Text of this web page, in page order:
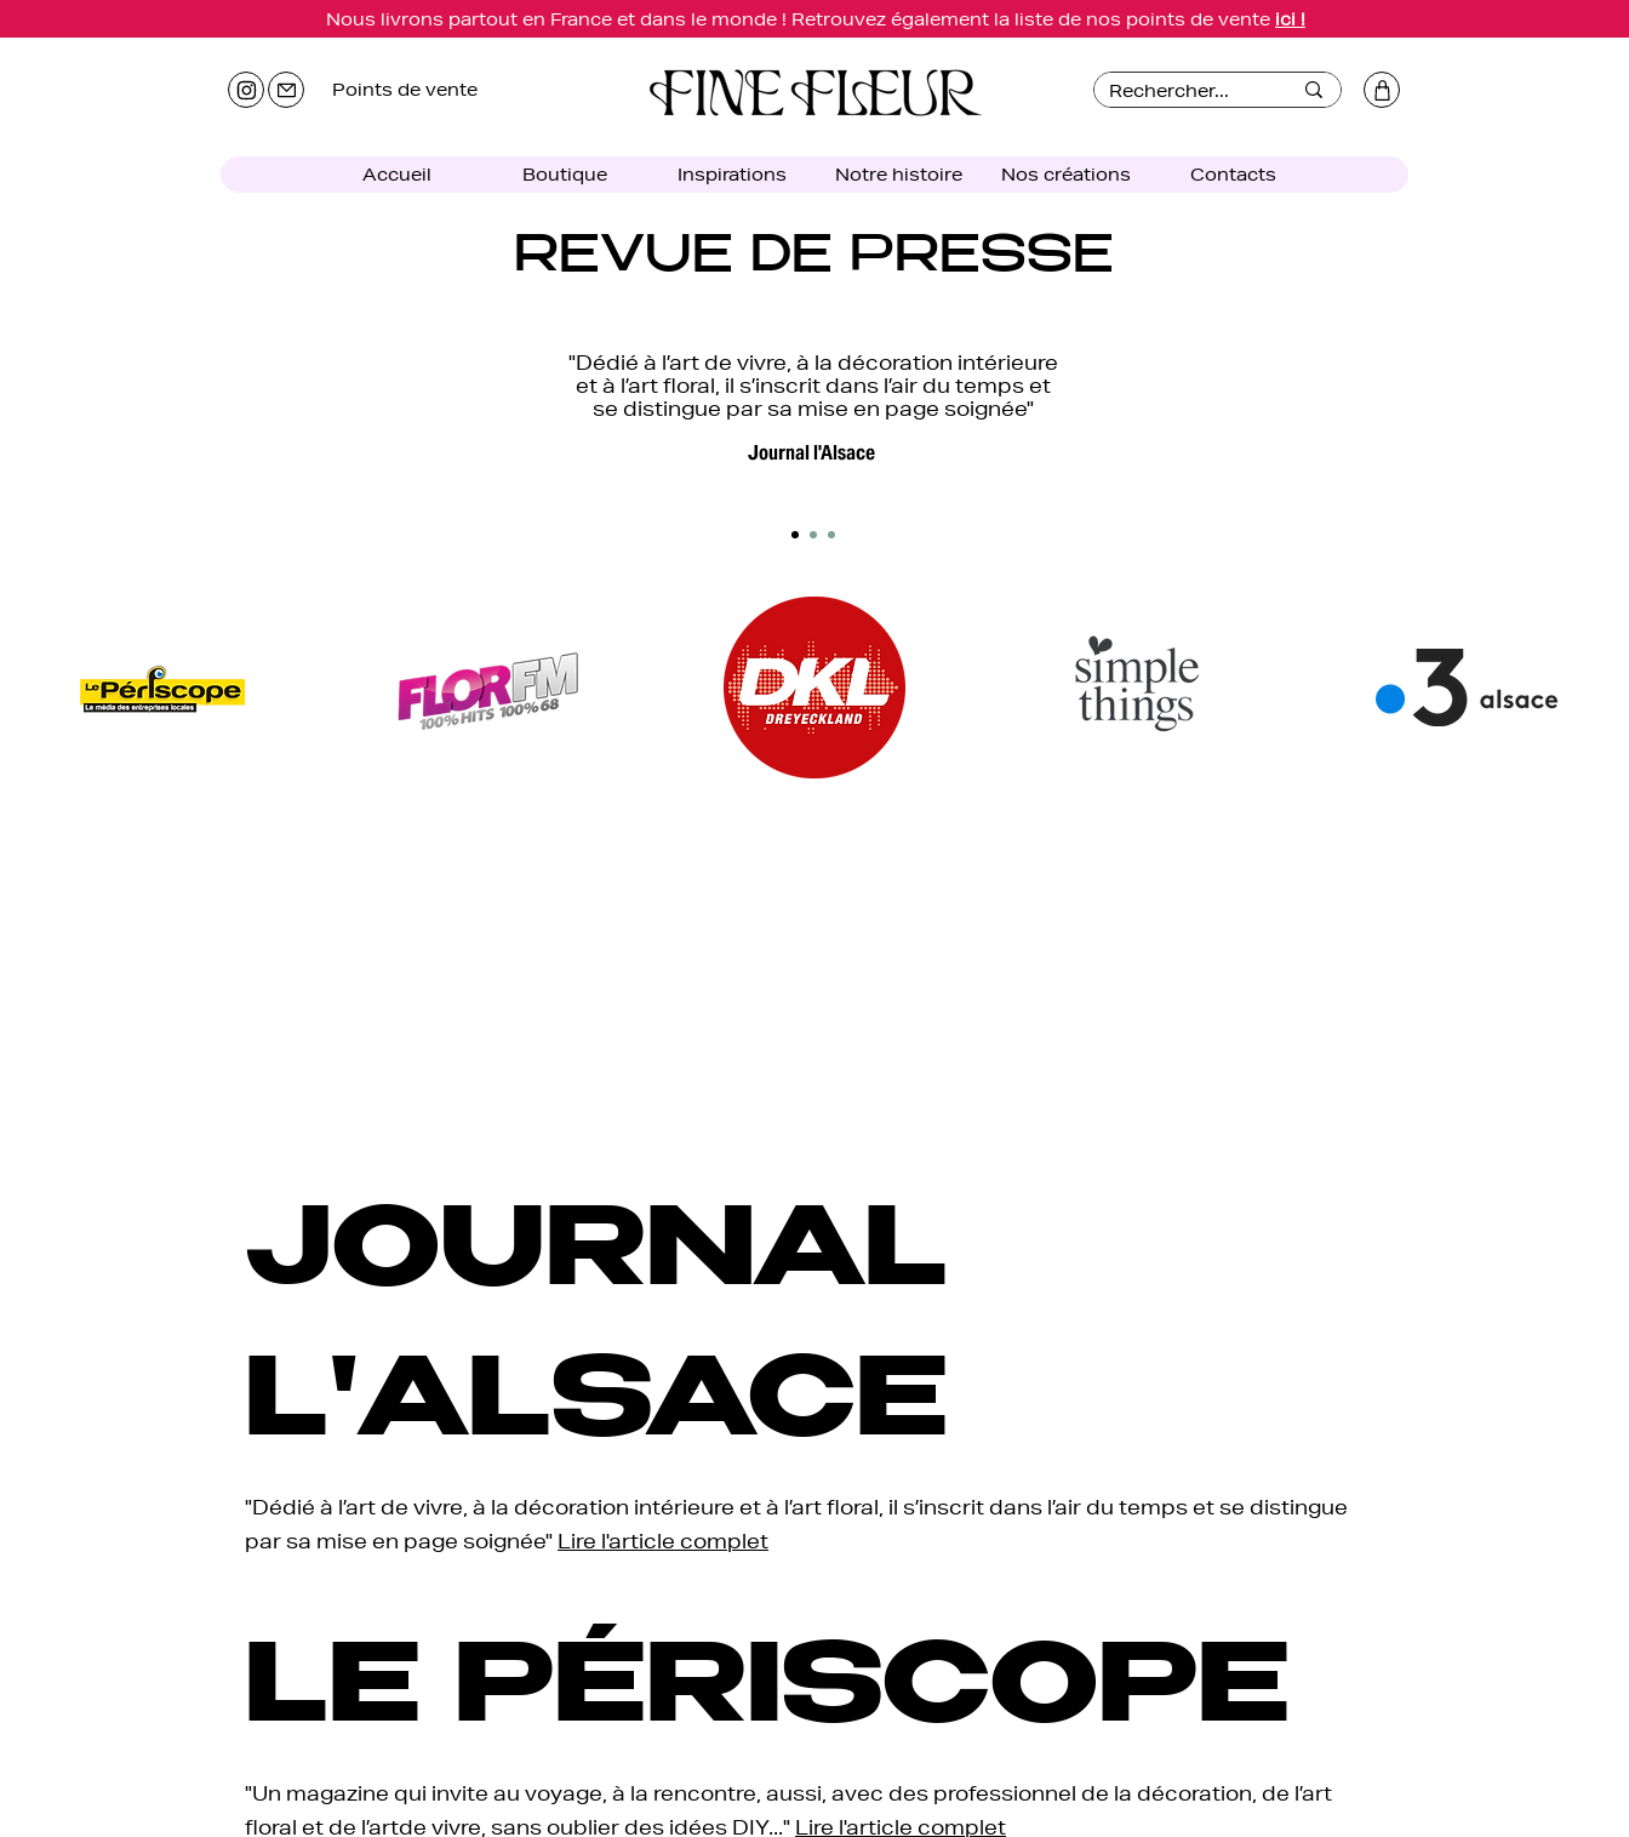
Nous livrons partout en France et dans le monde ! Retrouvez également la liste de nos points de vente ici !
Points de vente
Accueil Boutique Inspirations Notre histoire Nos créations Contacts
REVUE DE PRESSE
"Dédié à l’art de vivre, à la décoration intérieure
et à l’art floral, il s’inscrit dans l’air du temps et
se distingue par sa mise en page soignée"
Journal l'Alsace
JOURNAL
L'ALSACE
"Dédié à l’art de vivre, à la décoration intérieure et à l’art floral, il s’inscrit dans l’air du temps et se distingue
par sa mise en page soignée" Lire l'article complet
LE PÉRISCOPE
"Un magazine qui invite au voyage, à la rencontre, aussi, avec des professionnel de la décoration, de l’art
floral et de l’artde vivre, sans oublier des idées DIY..." Lire l'article complet